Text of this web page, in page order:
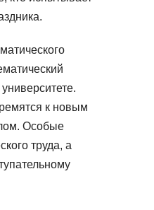
к новым
Особые
труда, а